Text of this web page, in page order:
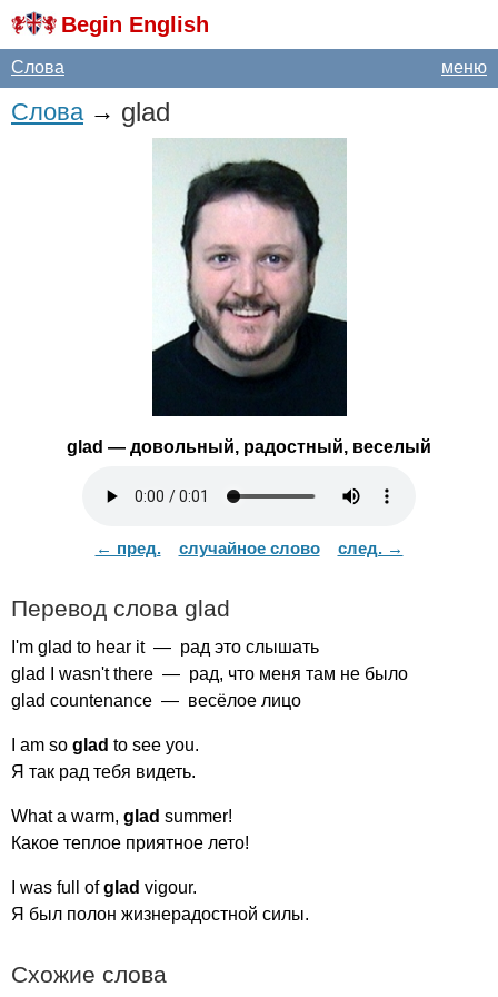
Begin English
меню
Слова
Слова→ glad
glad — довольный, радостный, веселый
← пред. случайное слово след. →
Перевод слова glad
I'm glad to hear it— рад это слышать
glad
wasn't there — рад, что меня там не было
glad countenance — весёлое лицо
am so glad to see you.
Я так рад тебя видеть.
What a warm, glad summer!
Какое теплое приятное лето!
was full of glad vigour.
Я был полон жизнерадостной силы.
Схожие слова